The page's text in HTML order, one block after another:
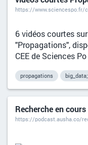
6 vidéos courtes
"Propagations",
CEE de Sciences Po
propagations big_data;
Recherche en
https://podcast.ausha.co/